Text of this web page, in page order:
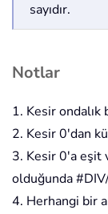
sayıdır.
Notlar
1. Kesir ondalık
2. Kesir 0'dan
3. Kesir 0'a eşit
olduğunda
4. Herhangi bir